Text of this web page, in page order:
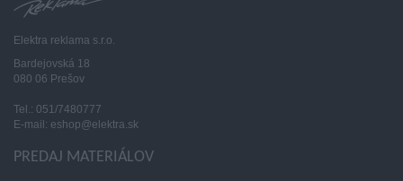
Elektra reklama s.r.o.
Bardejovská 18
080 06 Prešov
Tel.: 051/7480777
E-mail: eshop@elektra.sk
PREDAJ MATERIÁLOV